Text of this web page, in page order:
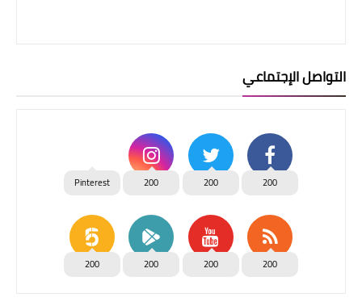
التواصل الإجتماعي
200
200
200
Pinterest
200
200
200
200